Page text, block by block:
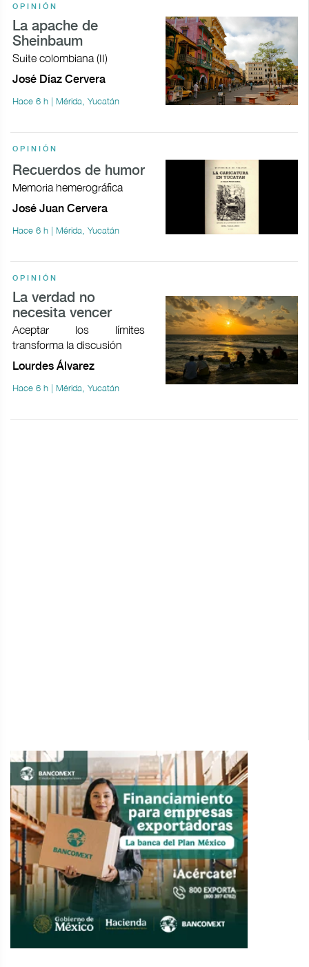
OPINIÓN
La apache de
Sheinbaum
Suite colombiana (II)
José Díaz Cervera
Hace 6 h | Mérida, Yucatán
OPINIÓN
Recuerdos de humor
Memoria hemerográfica
José Juan Cervera
Hace 6 h | Mérida, Yucatán
OPINIÓN
La verdad no
necesita vencer
Aceptar los límites
transforma la discusión
Lourdes Álvarez
Hace 6 h | Mérida, Yucatán